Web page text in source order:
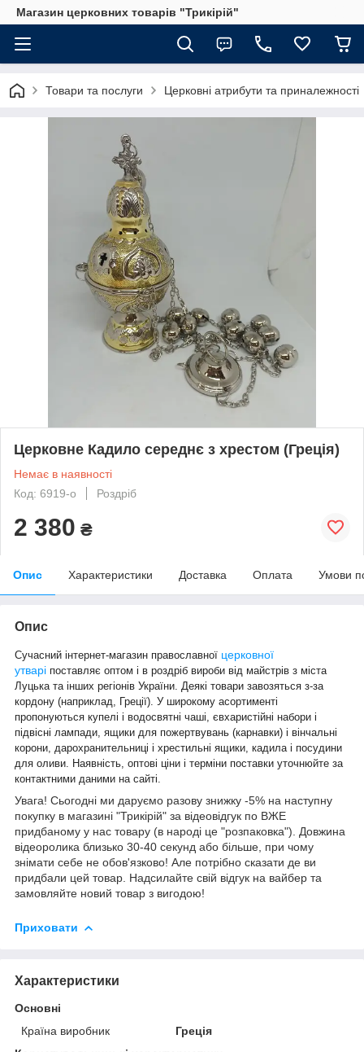
Магазин церковних товарів "Трикірій"
Товари та послуги Церковні атрибути та приналежності
Церковне Кадило середнє з хрестом (Греція)
Немає в наявності
Код: 6919-o
Роздріб
2 380 ₴
Опис Характеристики Доставка Оплата Умови
Опис
Сучасний інтернет-магазин православної церковної
утварі поставляє оптом і в роздріб вироби від майстрів з міста
Луцька та інших регіонів України. Деякі товари завозяться з-за
кордону (наприклад, Греції). У широкому асортименті
пропонуються купелі і водосвятні чаші, євхаристійні набори і
підвісні лампади, ящики для пожертвувань (карнавки) і вінчальні
корони, дарохранительниці і хрестильні ящики, кадила і посудини
для оливи. Наявність, оптові ціни і терміни поставки уточнюйте за
контактними даними на сайті.
Увага! Сьогодні ми даруємо разову знижку -5% на наступну
покупку в магазині "Трикірій" за відеовідгук по ВЖЕ
придбаному у нас товару (в народі це "розпаковка"). Довжина
відеоролика близько 30-40 секунд або більше, при чому
знімати себе не обов'язково! Але потрібно сказати де ви
придбали цей товар. Надсилайте свій відгук на вайбер та
замовляйте новий товар з вигодою!
Приховати
Характеристики
Основні
Країна виробник
Греція